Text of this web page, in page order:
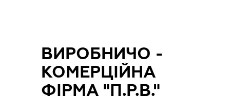
ВИРОБНИЧО -
КОМЕРЦІЙНА
ФІРМА "П.Р.В."